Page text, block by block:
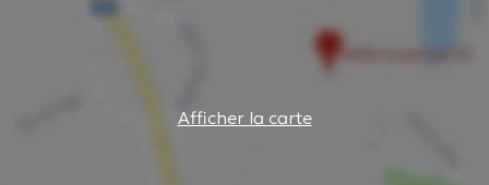
Afficher la carte